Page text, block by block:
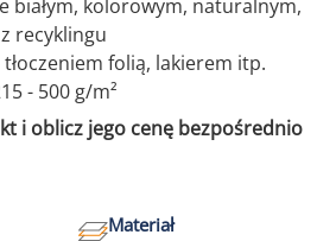
białym, kolorowym, naturalnym,
recyklingu
folią, lakierem itp.
- 500 g/m²
i oblicz jego cenę bezpośrednio
Materiał